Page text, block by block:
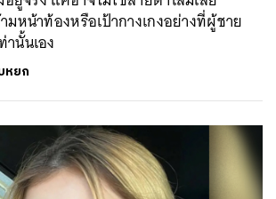
มหน้าท้องหรือเป้ากางเกงอย่างที่ผู้ชาย
นั้นเอง
หยก